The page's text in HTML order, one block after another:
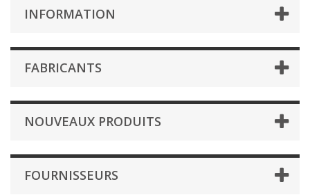
INFORMATION
FABRICANTS
NOUVEAUX PRODUITS
FOURNISSEURS